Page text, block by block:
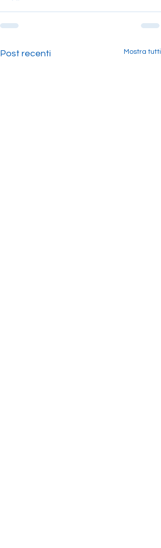
Post recenti Mostra tutti